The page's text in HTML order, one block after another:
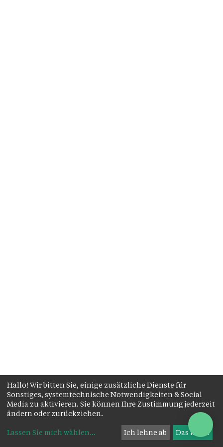
Hallo! Wir bitten Sie, einige zusätzliche Dienste für
Sonstiges, systemtechnische Notwendigkeiten & Social
Media zu aktivieren. Sie können Ihre Zustimmung jederzeit
ändern oder zurückziehen.
Lassen Sie mich wählen... Ich lehne ab Das ist ok